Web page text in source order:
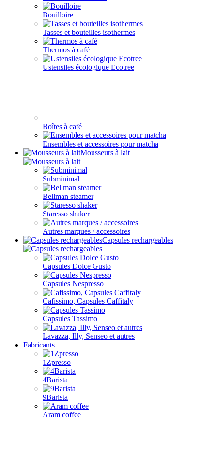
Bouilloire
Tasses et bouteilles isothermes
Thermos à café
Ustensiles écologique Ecotree
Boîtes à café
Ensembles et accessoires pour matcha
Mousseurs à lait
Subminimal
Bellman steamer
Staresso shaker
Autres marques / accessoires
Capsules rechargeables
Capsules Dolce Gusto
Capsules Nespresso
Cafissimo, Capsules Caffitaly
Capsules Tassimo
Lavazza, Illy, Senseo et autres
Fabricants
1Zpresso
4Barista
9Barista
Aram coffee